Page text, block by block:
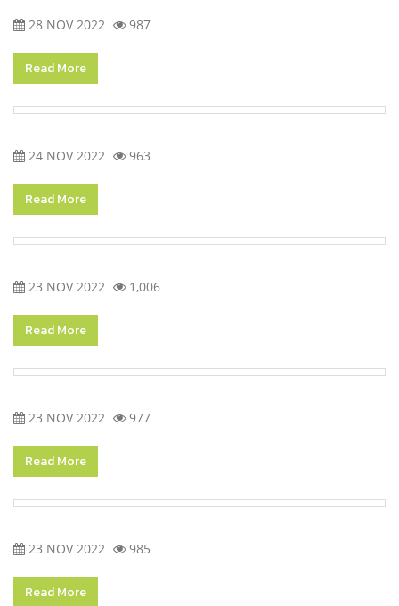
28 NOV 2022 987
Read More
24 NOV 2022 963
Read More
23 NOV 2022 1,006
Read More
23 NOV 2022 977
Read More
23 NOV 2022 985
Read More